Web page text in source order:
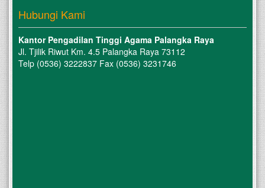
Hubungi Kami
Kantor Pengadilan Tinggi Agama Palangka Raya
Jl. Tjilik Riwut Km. 4.5 Palangka Raya 73112
Telp (0536) 3222837 Fax (0536) 3231746